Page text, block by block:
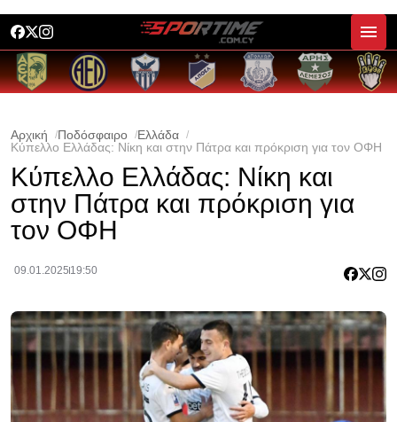
Αρχική Ποδόσφαιρο
Ελλάδα
Κύπελλο Ελλάδας: Νίκη και στην Πάτρα και πρόκριση για τον ΟΦΗ
Κύπελλο Ελλάδας: Νίκη και
στην Πάτρα και πρόκριση για
τον ΟΦΗ
09.01.2025 19:50